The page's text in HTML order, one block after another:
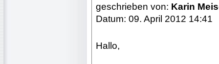
geschrieben von: Karin
Datum: 09. April 2012 14:41
Hallo,